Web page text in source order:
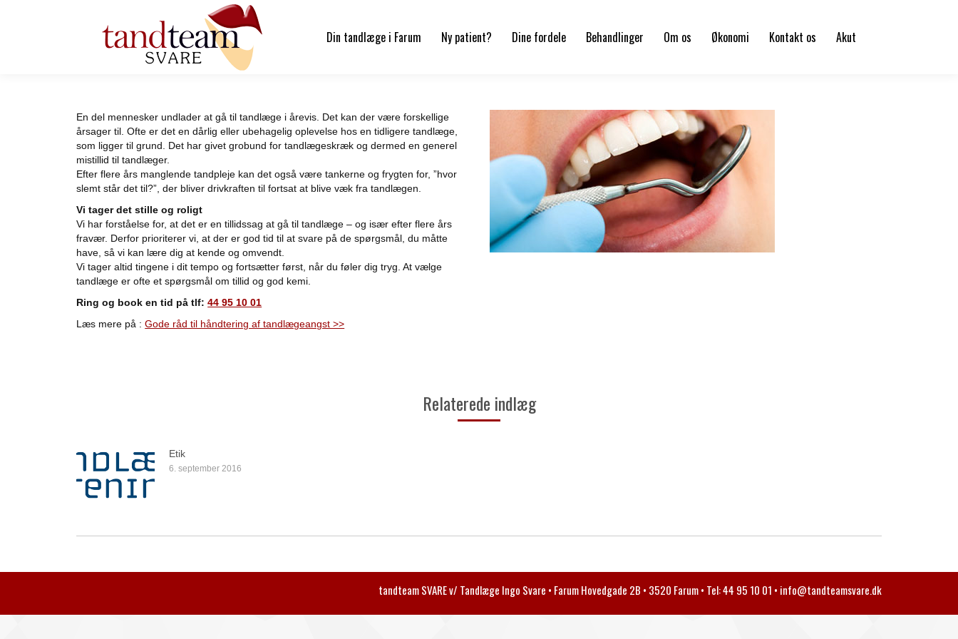
Din tandlæge i Farum Ny patient? Dine fordele Behandlinger Om os Økonomi Kontakt os Akut
En del mennesker undlader at gå til tandlæge i årevis. Det kan der være forskellige
årsager til. Ofte er det en dårlig eller ubehagelig oplevelse hos en tidligere tandlæge,
som ligger til grund. Det har givet grobund for tandlægeskræk og dermed en generel
mistillid til tandlæger.
Efter flere års manglende tandpleje kan det også være tankerne og frygten for, ”hvor
slemt står det til?”, der bliver drivkraften til fortsat at blive væk fra tandlægen.
Vi tager det stille og roligt
Vi har forståelse for, at det er en tillidssag at gå til tandlæge – og især efter flere års
fravær. Derfor prioriterer vi, at der er god tid til at svare på de spørgsmål, du måtte
have, så vi kan lære dig at kende og omvendt.
Vi tager altid tingene i dit tempo og fortsætter først, når du føler dig tryg. At vælge
tandlæge er ofte et spørgsmål om tillid og god kemi.
Ring og book en tid på tlf:44 95 10 01
Læs mere på :Gode råd til håndtering af tandlægeangst >>
Relaterede indlæg
Etik
6. september 2016
tandteam SVARE v/ Tandlæge Ingo Svare • Farum Hovedgade 2B • 3520 Farum • Tel: 44 95 10 01 • info@tandteamsvare.dk